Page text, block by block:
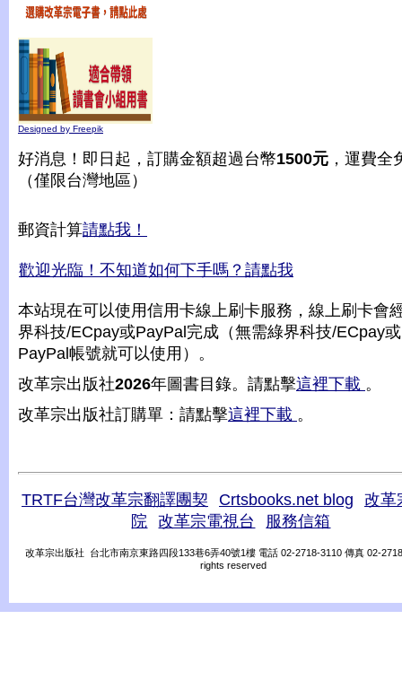
Designed by Freepik
好消息！即日起，訂購金額超過台幣1500元 ，運費全
（僅限台灣地區）
郵資計算請點我！
歡迎光臨！不知道如何下手嗎？請點我
本站現在可以使用信用卡線上刷卡服務，線上刷卡會
界科技/ECpay或PayPal完成（無需綠界科技/ECpay或
PayPal帳號就可以使用）。
改革宗出版社2026年圖書目錄。請點擊這裡下載 。
改革宗出版社訂購單：請點擊這裡下載 。
TRTF台灣改革宗翻譯團契 Crtsbooks.net blog
改革
院
改革宗電視台 服務信箱
改革宗出版社 台北市南京東路四段133巷6弄40號1樓 電話 02-2718-3110 傳真 02-
rights reserved